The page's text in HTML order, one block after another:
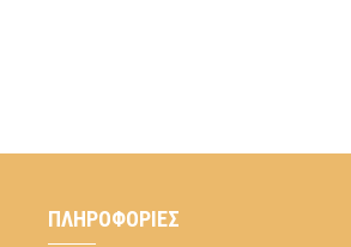
ΠΛΗΡΟΦΟΡΊΕΣ